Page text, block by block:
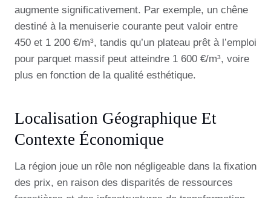
augmente significativement. Par exemple, un chêne
destiné à la menuiserie courante peut valoir entre
450 et 1 200 €/m³, tandis qu’un plateau prêt à l’emploi
pour parquet massif peut atteindre 1 600 €/m³, voire
plus en fonction de la qualité esthétique.
Localisation Géographique Et
Contexte Économique
La région joue un rôle non négligeable dans la fixation
des prix, en raison des disparités de ressources